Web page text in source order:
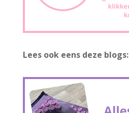
Lees ook eens deze blogs: